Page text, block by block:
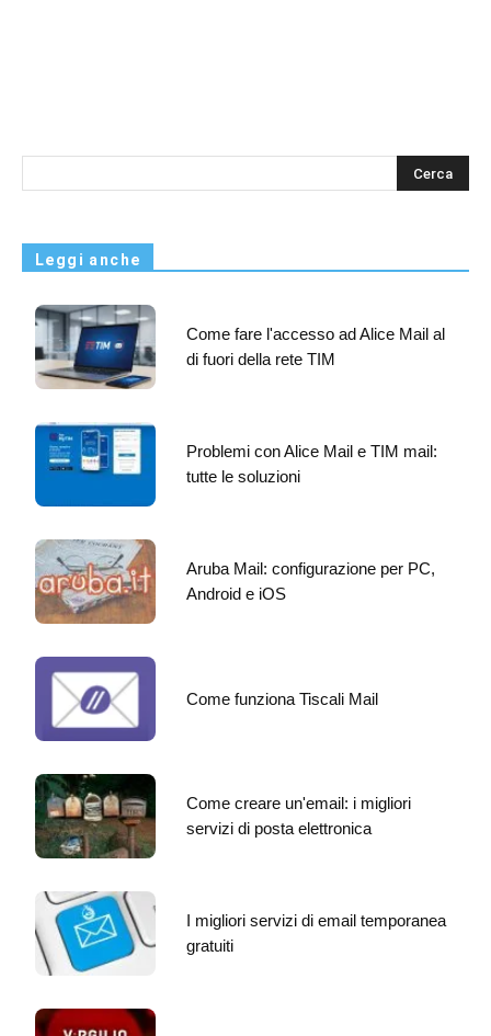
s
Leggi anche
Come fare l'accesso ad Alice Mail al
di fuori della rete TIM
Problemi con Alice Mail e TIM mail:
tutte le soluzioni
Aruba Mail: configurazione per PC,
Android e iOS
Come funziona Tiscali Mail
Come creare un'email: i migliori
servizi di posta elettronica
I migliori servizi di email temporanea
gratuiti